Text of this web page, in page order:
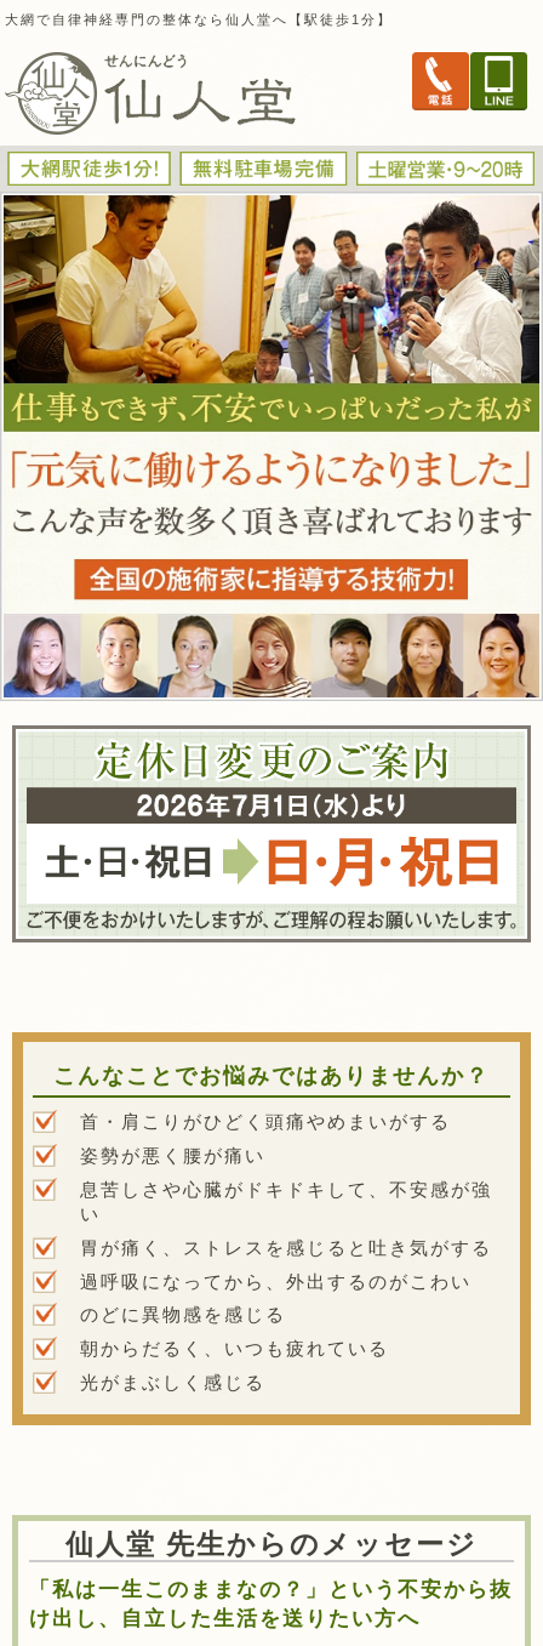
大網で自律神経専門の整体なら仙人堂へ【駅徒歩1分】
こんなことでお悩みではありませんか？
首・肩こりがひどく頭痛やめまいがする
姿勢が悪く腰が痛い
息苦しさや心臓がドキドキして、不安感が強
い
胃が痛く、ストレスを感じると吐き気がする
過呼吸になってから、外出するのがこわい
のどに異物感を感じる
朝からだるく、いつも疲れている
光がまぶしく感じる
仙人堂 先生からのメッセージ
「私は一生このままなの？」という不安から抜
け出し、自立した生活を送りたい方へ